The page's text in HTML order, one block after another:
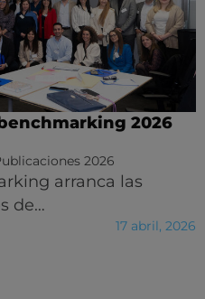
2026
2026
arranca las
de…
17 abril, 2026